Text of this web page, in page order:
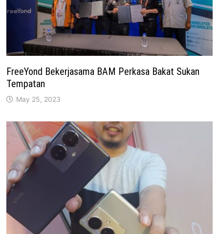
FreeYond Bekerjasama BAM Perkasa Bakat Sukan
Tempatan
May 25, 2023